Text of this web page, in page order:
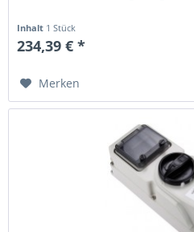
Inhalt 1 Stück
234,39 € *
Merken